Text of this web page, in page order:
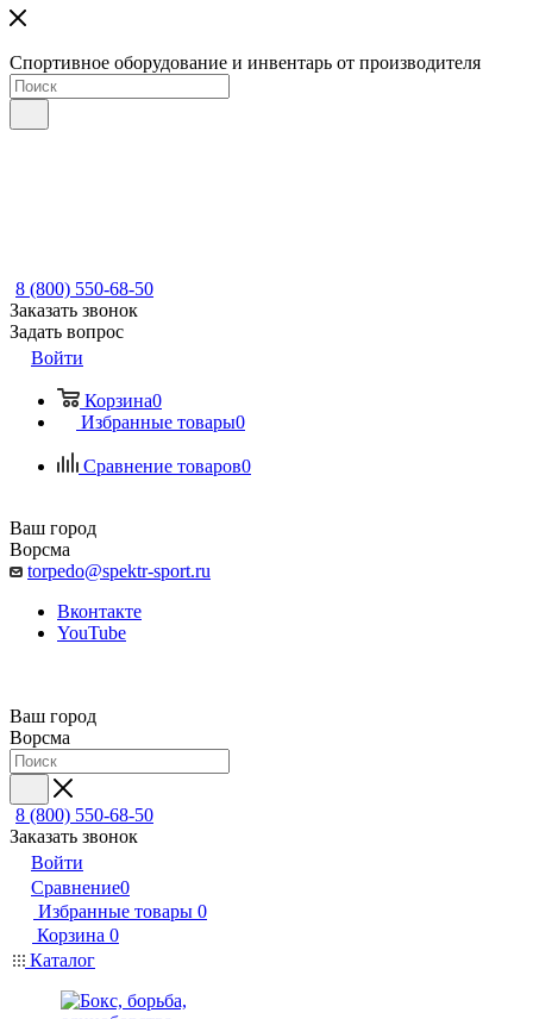
Спортивное оборудование и инвентарь от производителя
8 (800) 550-68-50
Заказать звонок
Задать вопрос
Войти
Корзина0
Избранные товары0
Сравнение товаров0
Ваш город
Ворсма
torpedo@spektr-sport.ru
Вконтакте
YouTube
Ваш город
Ворсма
8 (800) 550-68-50
Заказать звонок
Войти
Сравнение0
Избранные товары 0
Корзина 0
Каталог